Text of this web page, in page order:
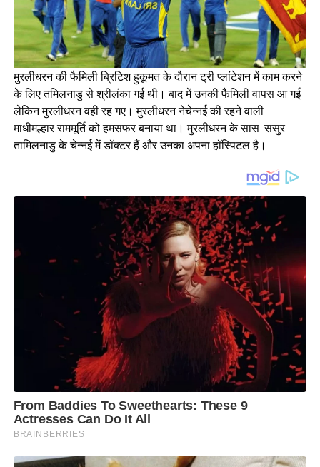
मुरलीधरन की फैमिली ब्रिटिश हुकूमत के दौरान ट्री प्लांटेशन में काम करने
के लिए तमिलनाडु से श्रीलंका गई थी। बाद में उनकी फैमिली वापस आ गई
लेकिन मुरलीधरन वही रह गए। मुरलीधरन नेचेन्नई की रहने वाली
माधीमल्हार राममूर्ति को हमसफर बनाया था। मुरलीधरन के सास-ससुर
तामिलनाडु के चेन्नई में डॉक्टर हैं और उनका अपना हॉस्पिटल है।